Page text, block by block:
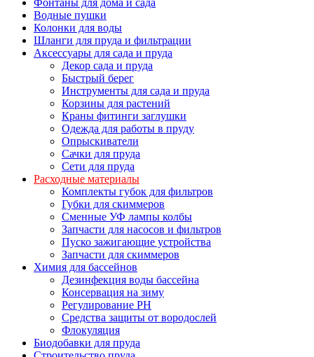
Водные пушки
Колонки для воды
Шланги для пруда и фильтрации
Аксессуары для сада и пруда
Декор сада и пруда
Быстрый берег
Инструменты для сада и пруда
Корзины для растений
Краны фитинги заглушки
Одежда для работы в пруду
Опрыскиватели
Сачки для пруда
Сети для пруда
Расходные материалы
Комплекты губок для фильтров
Губки для скиммеров
Сменные УФ лампы колбы
Запчасти для насосов и фильтров
Пуско зажигающие устройства
Запчасти для скиммеров
Химия для бассейнов
Дезинфекция воды бассейна
Консервация на зиму
Регулирование PH
Средства защиты от вородослей
Флокуляция
Биодобавки для пруда